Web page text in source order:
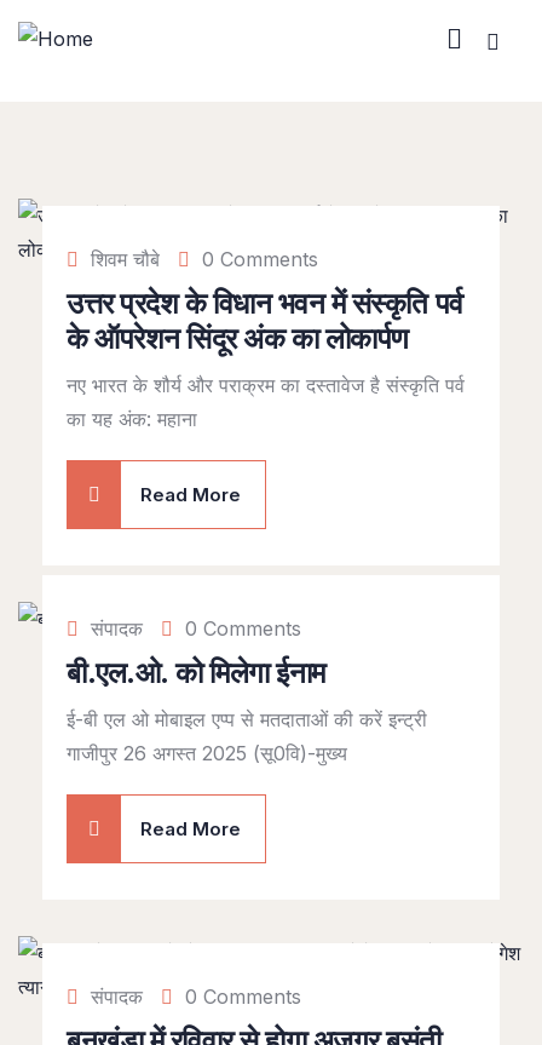
शिवम चौबे 0 Comments
उत्तर प्रदेश के विधान भवन में संस्कृति पर्व
के ऑपरेशन सिंदूर अंक का लोकार्पण
नए भारत के शौर्य और पराक्रम का दस्तावेज है संस्कृति पर्व
का यह अंक: महाना
Read More
संपादक 0 Comments
बी.एल.ओ. को मिलेगा ईनाम
ई-बी एल ओ मोबाइल एप्प से मतदाताओं की करें इन्ट्री
गाजीपुर 26 अगस्त 2025 (सू0वि)-मुख्य
Read More
संपादक 0 Comments